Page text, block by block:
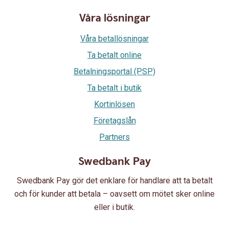
Swedbank Pay
Swedbank Pay gör det enklare för handlare att ta betalt
och för kunder att betala – oavsett om mötet sker online
eller i butik.
Våra lösningar
Våra betallösningar
Ta betalt online
Betalningsportal (PSP)
Ta betalt i butik
Kortinlösen
Företagslån
Partners